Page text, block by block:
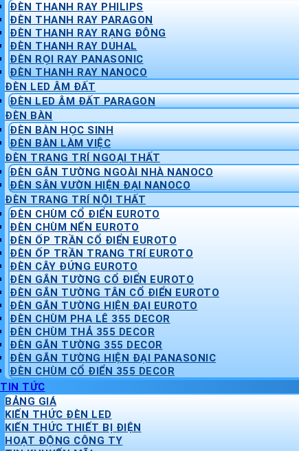
ĐÈN THANH RAY PHILIPS
ĐÈN THANH RAY PARAGON
ĐÈN THANH RAY RẠNG ĐÔNG
ĐÈN THANH RAY DUHAL
ĐÈN RỌI RAY PANASONIC
ĐÈN THANH RAY NANOCO
ĐÈN LED ÂM ĐẤT
ĐÈN LED ÂM ĐẤT PARAGON
ĐÈN BÀN
ĐÈN BÀN HỌC SINH
ĐÈN BÀN LÀM VIỆC
ĐÈN TRANG TRÍ NGOẠI THẤT
ĐÈN GẮN TƯỜNG NGOÀI NHÀ NANOCO
ĐÈN SÂN VƯỜN HIỆN ĐẠI NANOCO
ĐÈN TRANG TRÍ NỘI THẤT
ĐÈN CHÙM CỔ ĐIỂN EUROTO
ĐÈN CHÙM NẾN EUROTO
ĐÈN ỐP TRẦN CỔ ĐIỂN EUROTO
ĐÈN ỐP TRẦN TRANG TRÍ EUROTO
ĐÈN CÂY ĐỨNG EUROTO
ĐÈN GẮN TƯỜNG CỔ ĐIỂN EUROTO
ĐÈN GẮN TƯỜNG TÂN CỔ ĐIỂN EUROTO
ĐÈN GẮN TƯỜNG HIỆN ĐẠI EUROTO
ĐÈN CHÙM PHA LÊ 355 DECOR
ĐÈN CHÙM THẢ 355 DECOR
ĐÈN GẮN TƯỜNG 355 DECOR
ĐÈN GẮN TƯỜNG HIỆN ĐẠI PANASONIC
ĐÈN CHÙM CỔ ĐIỂN 355 DECOR
TIN TỨC
BẢNG GIÁ
KIẾN THỨC ĐÈN LED
KIẾN THỨC THIẾT BỊ ĐIỆN
HOẠT ĐỘNG CÔNG TY